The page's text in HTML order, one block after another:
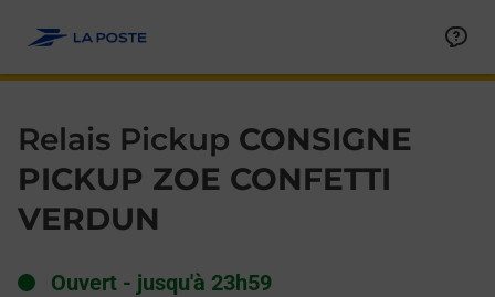
Relais Pickup CONSIGNE
PICKUP ZOE CONFETTI
VERDUN
Ouvert - jusqu'à 23h59